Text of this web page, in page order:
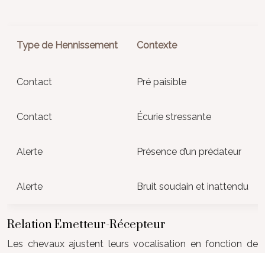
Type de Hennissement Contexte
Contact Pré paisible
Contact Écurie stressante
Alerte Présence d’un prédateur
Alerte Bruit soudain et inattendu
Relation Emetteur-Récepteur
Les chevaux ajustent leurs vocalisation en fonction de